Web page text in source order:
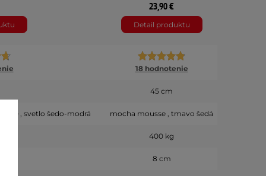
23,90 €
Detail produktu
18 hodnotenie
45 cm
, svetlo šedo-modrá mocha mousse , tmavo šedá
400 kg
8 cm